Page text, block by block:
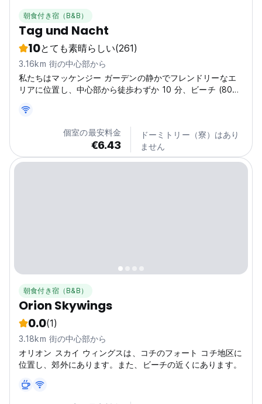
朝食付き宿（B&B）
Tag und Nacht
10とても素晴らしい(261)
3.16km 街の中心部から
私たちはマッケンジー ガーデンの静かでフレンドリーなエ
リアに位置し、中心部から徒歩わずか 10 分、ビーチ (800
個室の最安料金
€6.43
ドーミトリー（寮）はあり
ません
朝食付き宿（B&B）
Orion Skywings
0.0(1)
3.18km 街の中心部から
オリオン スカイ ウィングスは、コチのフォート コチ地区に
位置し、郊外にあります。また、ビーチの近くにあります。